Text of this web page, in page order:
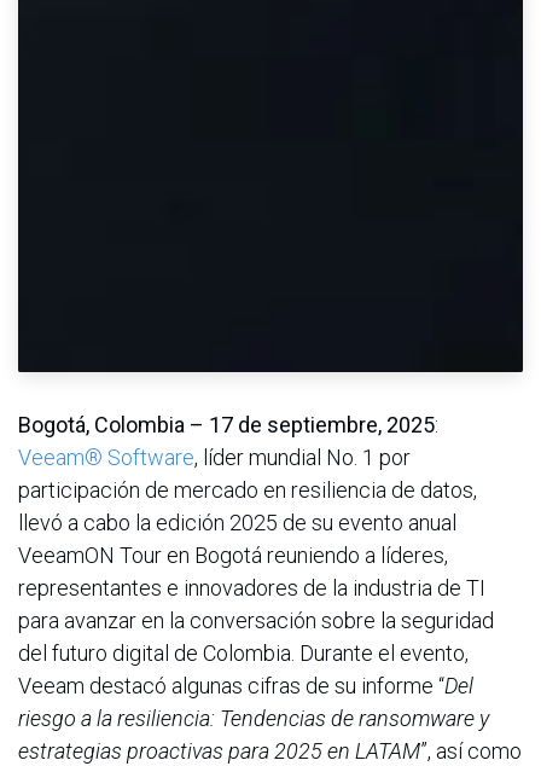
Bogotá, Colombia – 17 de septiembre, 2025:
Veeam® Software, líder mundial No. 1 por
participación de mercado en resiliencia de datos,
llevó a cabo la edición 2025 de su evento anual
VeeamON Tour en Bogotá reuniendo a líderes,
representantes e innovadores de la industria de TI
para avanzar en la conversación sobre la seguridad
del futuro digital de Colombia. Durante el evento,
Veeam destacó algunas cifras de su informe “Del
riesgo a la resiliencia: Tendencias de ransomware y
estrategias proactivas para 2025 en LATAM”, así como